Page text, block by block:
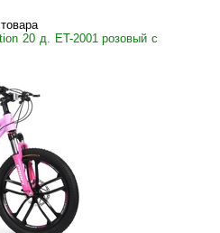
20 д. ET-2001 розовый с